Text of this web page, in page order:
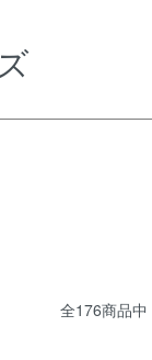
全176商品中